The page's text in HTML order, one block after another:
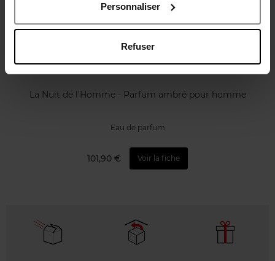
Personnaliser
Refuser
La Nuit de l'Homme - Parfum ambré pour homme
Eau de parfum
101,90 € Voir la fiche